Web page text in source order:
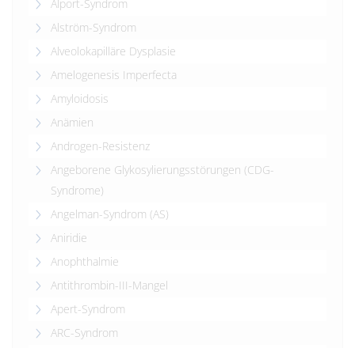
Alport-Syndrom
Alström-Syndrom
Alveolokapilläre Dysplasie
Amelogenesis Imperfecta
Amyloidosis
Anämien
Androgen-Resistenz
Angeborene Glykosylierungsstörungen (CDG-
Syndrome)
Angelman-Syndrom (AS)
Aniridie
Anophthalmie
Antithrombin-III-Mangel
Apert-Syndrom
ARC-Syndrom